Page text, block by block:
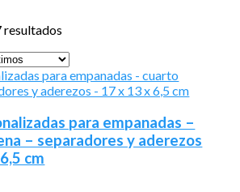
los
últimos
para empanadas –
– separadores y aderezos
cm